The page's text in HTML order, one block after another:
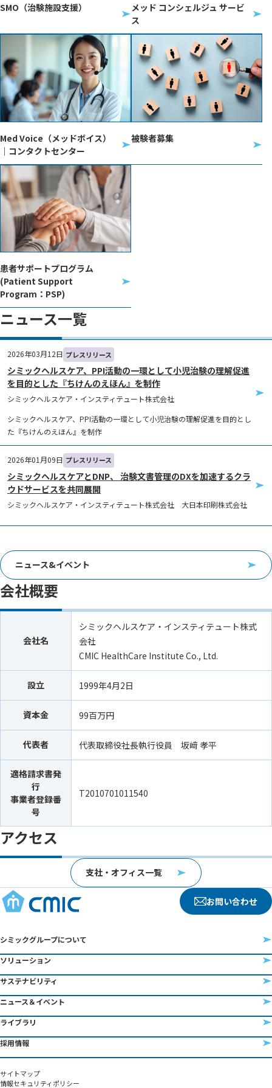
SMO（治験施設支援）
メッド コンシェルジュ サービ
ス
Med Voice（メッドボイス）
｜コンタクトセンター
被験者募集
患者サポートプログラム
(Patient Support
Program：PSP)
ニュース一覧
2026年03月12日 プレスリリース
シミックヘルスケア、PPI活動の一環として小児治験の理解促進
を目的とした『ちけんのえほん』を制作
シミックヘルスケア・インスティテュート株式会社
シミックヘルスケア、PPI活動の一環として小児治験の理解促進を目的とし
た『ちけんのえほん』を制作
2026年01月09日 プレスリリース
シミックヘルスケアとDNP、 治験文書管理のDXを加速するクラ
ウドサービスを共同展開
シミックヘルスケア・インスティテュート株式会社 大日本印刷株式会社
ニュース&イベント
会社概要
会社名
シミックヘルスケア・インスティテュート株式
会社
CMIC HealthCare Institute Co., Ltd.
設立 1999年4月2日
資本金 99百万円
代表者 代表取締役社長執行役員 坂﨑 孝平
適格請求書発
行
事業者登録番
号
T2010701011540
アクセス
支社・オフィス一覧
お問い合わせ
シミックグループについて
ソリューション
サステナビリティ
ニュース＆イベント
ライブラリ
採用情報
サイトマップ
情報セキュリティポリシー